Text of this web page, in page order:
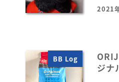
投稿日
2021
BB Log
ジナ